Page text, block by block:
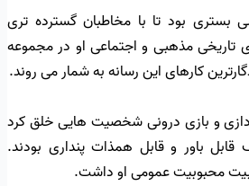
بستری بود تا با مخاطبان گسترده تری
تاریخی مذهبی و اجتماعی او در مجموعه
کارهای این رسانه به شمار می روند.
و بازی درونی شخصیت هایی خلق کرد
باور و قابل همذات پنداری بودند.
محبوبیت عمومی او داشت.